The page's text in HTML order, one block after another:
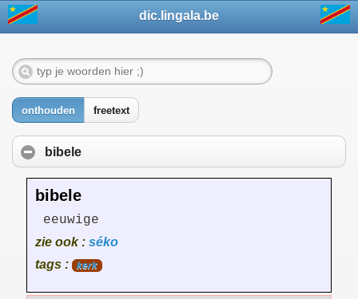
dic.lingala.be
onthouden freetext
bibele
bibele
eeuwige
zie ook : séko
tags :
kerk